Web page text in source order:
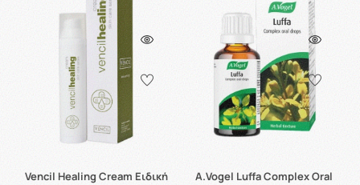
Vencil Healing Cream Ειδική
A.Vogel Luffa Complex Oral